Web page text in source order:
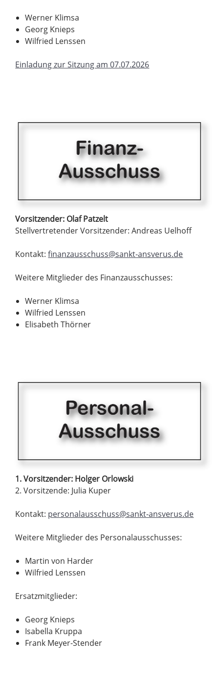
Werner Klimsa
Georg Knieps
Wilfried Lenssen
Einladung zur Sitzung am 07.07.2026
Vorsitzender: Olaf Patzelt
Stellvertretender Vorsitzender: Andreas Uelhoff
Kontakt:finanzausschuss@sankt-ansverus.de
Weitere Mitglieder des Finanzausschusses:
Werner Klimsa
Wilfried Lenssen
Elisabeth Thörner
1. Vorsitzender: Holger Orlowski
2. Vorsitzende: Julia Kuper
Kontakt: personalausschuss@sankt-ansverus.de
Weitere Mitglieder des Personalausschusses:
Martin von Harder
Wilfried Lenssen
Ersatzmitglieder:
Georg Knieps
Isabella Kruppa
Frank Meyer-Stender